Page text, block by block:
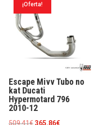
¡Oferta!
Escape Mivv Tubo no
kat Ducati
Hypermotard 796
2010-12
509.41€ El
365.86€El